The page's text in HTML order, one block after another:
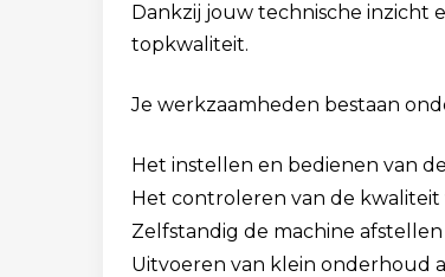
Dankzij jouw technische inzicht
topkwaliteit.
Je werkzaamheden bestaan
Het instellen en bedienen van
Het controleren van de
Zelfstandig de machine
Uitvoeren van klein onderhoud